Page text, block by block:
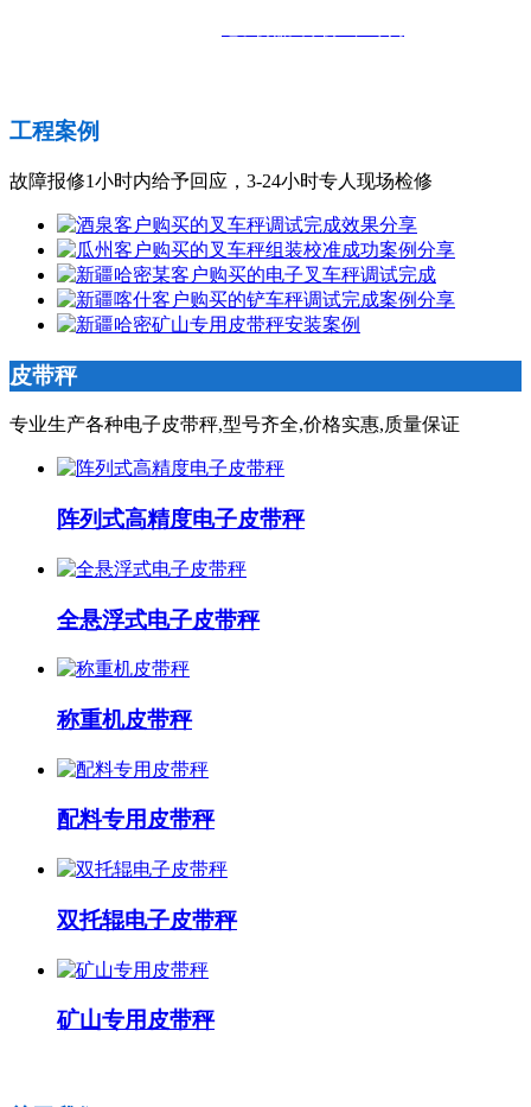
工程案例
故障报修1小时内给予回应，3-24小时专人现场检修
皮带秤
专业生产各种电子皮带秤,型号齐全,价格实惠,质量保证
阵列式高精度电子皮带秤
全悬浮式电子皮带秤
称重机皮带秤
配料专用皮带秤
双托辊电子皮带秤
矿山专用皮带秤